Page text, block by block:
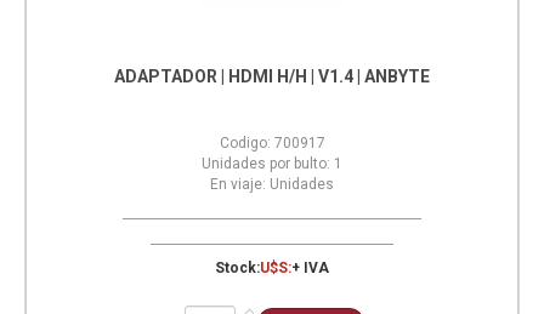
ADAPTADOR | HDMI H/H | V1.4 | ANBYTE
Codigo: 700917
Unidades por bulto: 1
En viaje: Unidades
Stock:U$S:+ IVA